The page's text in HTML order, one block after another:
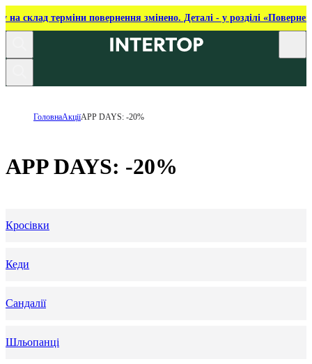
на склад терміни повернення змінено. Деталі - у розділі
ГоловнаАкціїAPP DAYS: -20%
APP DAYS: -20%
Кросівки
Кеди
Сандалії
Шльопанці